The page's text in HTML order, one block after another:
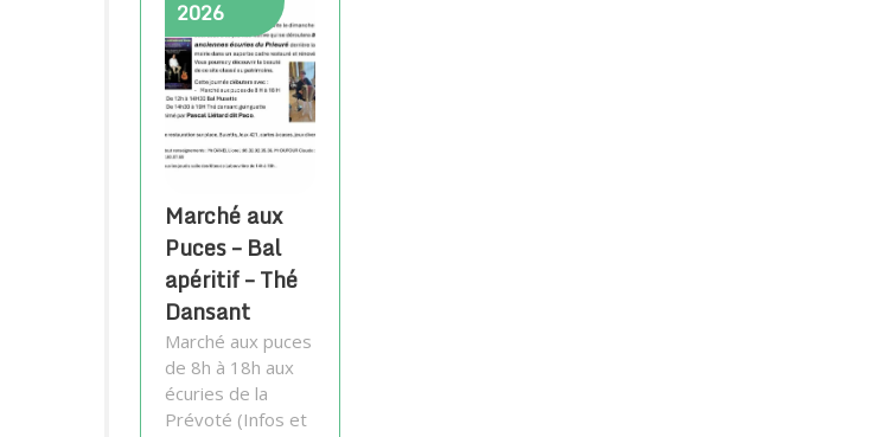
2026
Marché aux
Puces – Bal
apéritif – Thé
Dansant
Marché aux puces
de 8h à 18h aux
écuries de la
Prévoté (Infos et